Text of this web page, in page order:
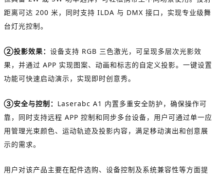
距离可达 200 米，同时支持 ILDA 与 DMX 接口，实现专业级舞
台灯光控制。
②投影效果： 设备支持 RGB 三色激光，可呈现多层次光影效
果，并通过 APP 实现图案、动画和标志的自定义投影。一键设置
功能可快速启动演示，实现即时创意秀。
③安全与控制： Laserabc A1 内置多重安全防护，确保操作可
靠，同时支持远程 APP 控制和同步多台设备，用户可通过单一应
用管理光束颜色、运动轨迹及投影内容，满足移动演出和创意展
示的需求。
用户对该产品主要在配件选购、设备控制及系统兼容性等方面提